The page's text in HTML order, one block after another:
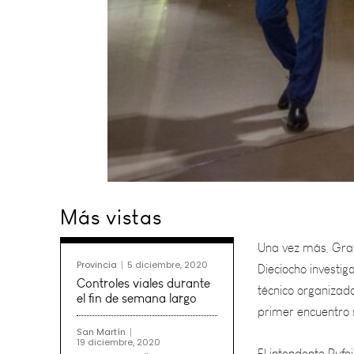
Más vistas
Provincia 5 diciembre, 2020
Controles viales durante
el fin de semana largo
San Martín
19 diciembre, 2020
Dieciocho
técnico
primer
El intendente